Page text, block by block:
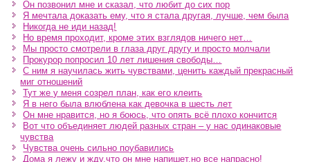
Он позвонил мне и сказал, что любит до сих пор
Я мечтала доказать ему, что я стала другая, лучше, чем была
Никогда не иди назад!
Но время проходит, кроме этих взглядов ничего нет…
Мы просто смотрели в глаза друг другу и просто молчали
Прокурор попросил 10 лет лишения свободы…
С ним я научилась жить чувствами, ценить каждый прекрасный
миг отношений
Тут же у меня созрел план, как его клеить
Я в него была влюблена как девочка в шесть лет
Он мне нравится, но я боюсь, что опять всё плохо кончится
Вот что объединяет людей разных стран – у нас одинаковые
чувства
Чувства очень сильно поубавились
Дома я лежу и жду,что он мне напишет,но все напрасно!